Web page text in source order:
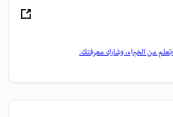
من الخبراء، وشارك معرفتك.